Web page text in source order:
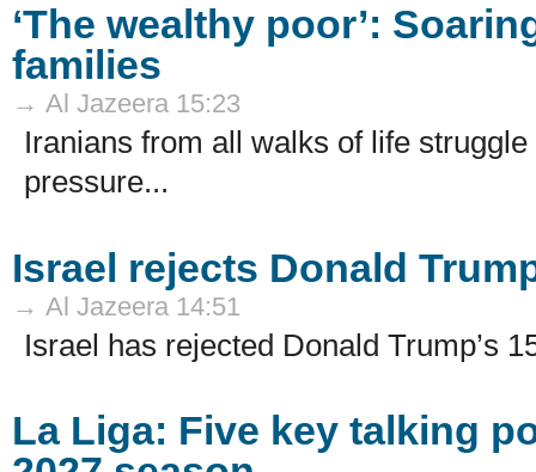
‘The wealthy poor’:
families
→ Al Jazeera 15:23
Iranians from all walks of life
pressure...
Israel rejects Donald
→ Al Jazeera 14:51
Israel has rejected Donald Trump’s
La Liga: Five key talking